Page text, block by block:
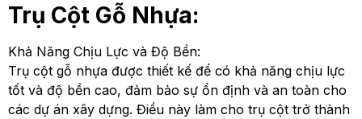
Trụ Cột Gỗ Nhựa:
Khả Năng Chịu Lực và Độ Bền:
Trụ cột gỗ nhựa được thiết kế để có khả năng chịu lực
tốt và độ bền cao, đảm bảo sự ổn định và an toàn cho
các dự án xây dựng. Điều này làm cho trụ cột trở thành